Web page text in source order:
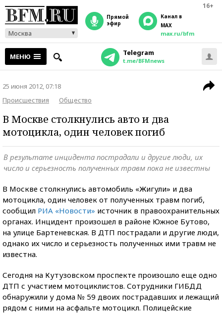
16+
Москва
прямой
эфир
Канал в
MAX
max.ru/bfm
МЕНЮ Telegram
t.me/BFMnews
25 июня 2012, 07:18
Происшествия
Общество
В Москве столкнулись авто и два
мотоцикла, один человек погиб
В результате инцидента пострадали и другие люди, их
число и серьезность полученных травм пока не известны
В Москве столкнулись автомобиль «Жигули» и два
мотоцикла, один человек от полученных травм погиб,
сообщил РИА «Новости» источник в правоохранительных
органах. Инцидент произошел в районе Южное Бутово,
на улице Бартеневская. В ДТП пострадали и другие люди,
однако их число и серьезность полученных ими травм не
известна.
Сегодня на Кутузовском проспекте произошло еще одно
ДТП с участием мотоциклистов. Сотрудники ГИБДД
обнаружили у дома № 59 двоих пострадавших и лежащий
рядом с ними на асфальте мотоцикл. Полицейские